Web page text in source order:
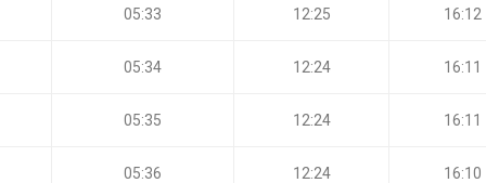
05:33 12:25 16:12
05:34 12:24 16:11
05:35 12:24 16:11
05:36 12:24 16:10